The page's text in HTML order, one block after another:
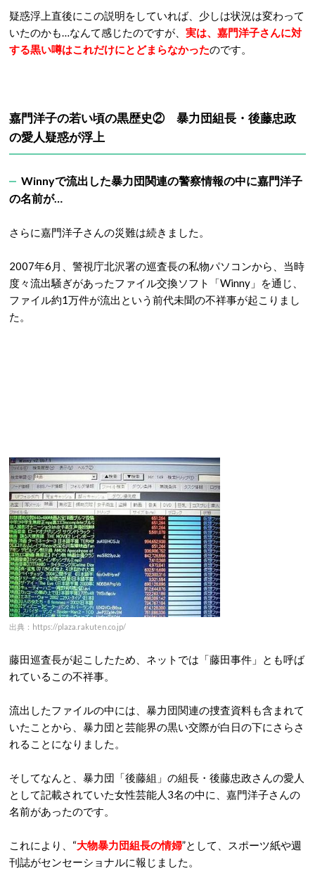
疑惑浮上直後にこの説明をしていれば、少しは状況は変わって
いたのかも…なんて感じたのですが、 実は、嘉門洋子さんに対
する黒い噂はこれだけにとどまらなかったのです。
嘉門洋子の若い頃の黒歴史② 暴力団組長・後藤忠政
の愛人疑惑が浮上
Winnyで流出した暴力団関連の警察情報の中に嘉門洋子
の名前が…
さらに嘉門洋子さんの災難は続きました。
2007年6月、警視庁北沢署の巡査長の私物パソコンから、当時
度々流出騒ぎがあったファイル交換ソフト「Winny」を通じ、
ファイル約1万件が流出という前代未聞の不祥事が起こりまし
た。
出典：https://plaza.rakuten.co.jp/
藤田巡査長が起こしたため、ネットでは「藤田事件」とも呼ば
れているこの不祥事。
流出したファイルの中には、暴力団関連の捜査資料も含まれて
いたことから、暴力団と芸能界の黒い交際が白日の下にさらさ
れることになりました。
そしてなんと、暴力団「後藤組」の組長・後藤忠政さんの愛人
として記載されていた女性芸能人3名の中に、嘉門洋子さんの
名前があったのです。
これにより、“大物暴力団組長の情婦”として、スポーツ紙や週
刊誌がセンセーショナルに報じました。